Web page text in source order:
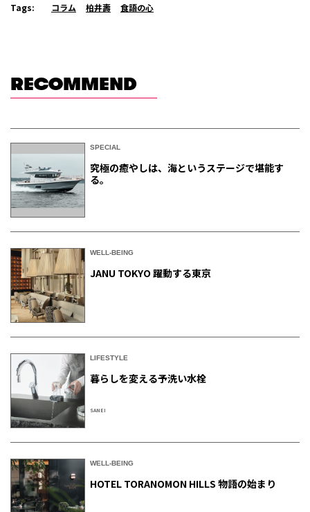
Tags: コラム 柏井壽 食語の心
RECOMMEND
SPECIAL
究極の癒やしは、海というステージで堪能す
る。
WELL-BEING
JANU TOKYO 躍動する東京
LIFESTYLE
暮らしを変える予洗い水栓
SANEI
WELL-BEING
HOTEL TORANOMON HILLS 物語の始まり